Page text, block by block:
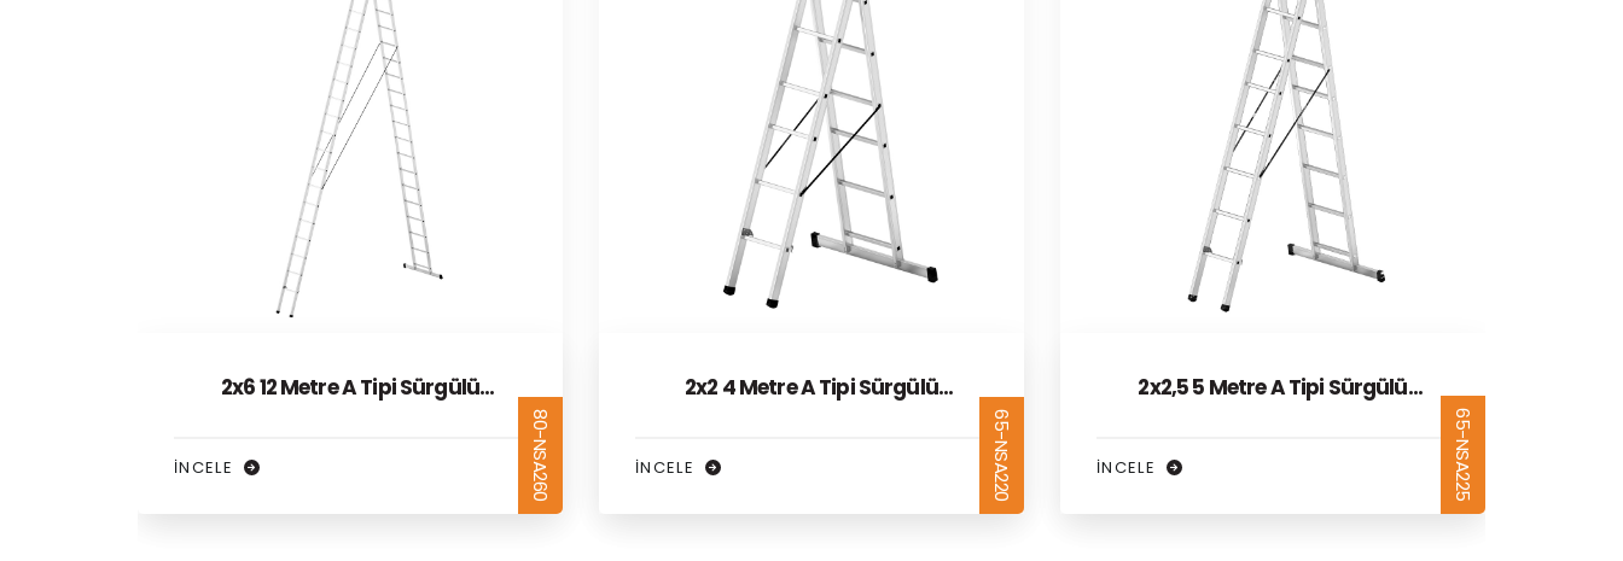
2x2 4 Metre A Tipi Sürgülü
65-NSA220
İNCELE
2x2,5 5 Metre A Tipi Sürgülü
65-NSA225
İNCELE
2x3 6 Metre A Tipi Sürgülü
65-NSA230
İNCELE